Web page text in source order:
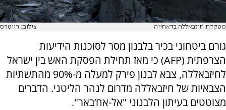
מפקדת חיזבאללה בדאחייה צילום: רויטרס
גורם ביטחוני בכיר בלבנון מסר לסוכנות הידיעות
הצרפתית (AFP) כי מאז תחילת הפסקת האש בין ישראל
לחיזבאללה, צבא לבנון פירק למעלה מ-90% מהתשתיות
הצבאיות של חיזבאללה מדרום לנהר הליטני. הדברים
מצוטטים בעיתון הלבנוני "אל-אח’באר".